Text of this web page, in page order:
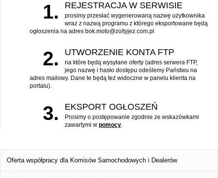
1. REJESTRACJA W SERWISIE
prosimy przesłać wygenerowaną nazwę użytkownika
wraz z nazwą programu z którego eksportowane będą
ogłoszenia na adres bok.moto@zoltyjez.com.pl
2. UTWORZENIE KONTA FTP
na które będą wysyłane oferty (adres serwera FTP,
jego nazwę i hasło dostępu odeślemy Państwu na
adres mailowy. Dane te będą też widoczne w panelu klienta na
portalu).
3. EKSPORT OGŁOSZEŃ
Prosimy o postępowanie zgodnie ze wskazówkami
zawartymi w pomocy.
Oferta współpracy dla Komisów Samochodowych i Dealerów